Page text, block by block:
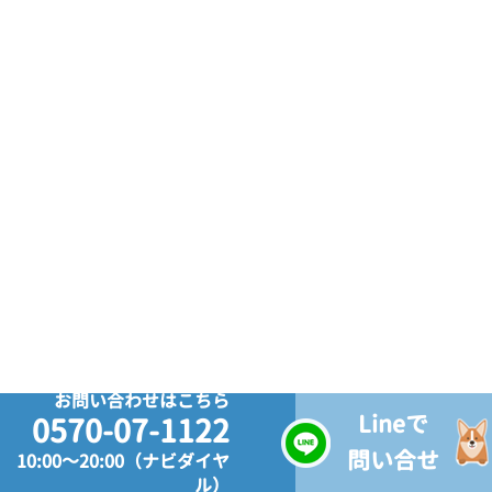
お問い合わせはこちら
0570-07-1122
10:00～20:00（ナビダイヤ
ル）
Lineで
問い合せ